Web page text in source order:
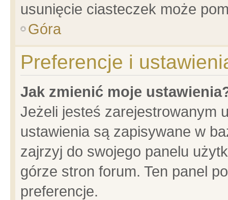
usunięcie ciasteczek może
Góra
Preferencje i
Jak zmienić moje
Jeżeli jesteś zarejestrowanym
ustawienia są zapisywane w
zajrzyj do swojego panelu
górze stron forum. Ten panel
preferencje.